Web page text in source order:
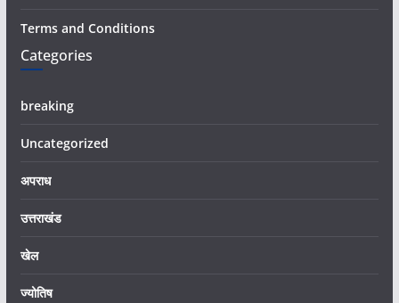
Terms and Conditions
Categories
breaking
Uncategorized
अपराध
उत्तराखंड
खेल
ज्योतिष